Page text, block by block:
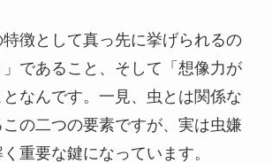
徴として真っ先に挙げられるの
であること、そして「想像力が
なんです。一見、虫とは関係な
の二つの要素ですが、実は虫嫌
重要な鍵になっています。